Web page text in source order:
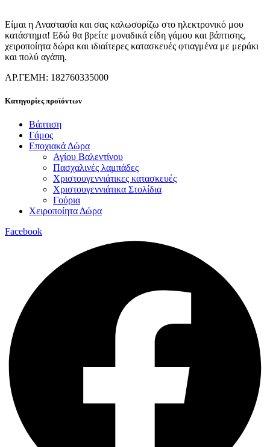
Είμαι η Αναστασία και σας καλωσορίζω στο ηλεκτρονικό μου
κατάστημα! Εδώ θα βρείτε μοναδικά είδη γάμου και βάπτισης,
χειροποίητα δώρα και ιδιαίτερες κατασκευές φτιαγμένα με μεράκι
και πολύ αγάπη.
ΑΡ.ΓΕΜΗ: 182760335000
Κατηγορίες προϊόντων
Βάπτιση
Γάμος
Εποχιακά Δώρα
Αγίου Βαλεντίνου
Πασχαλινές λαμπάδες
Χριστουγεννιάτικες κατασκευές
Χριστουγεννιάτικα Στολίδια
Γούρια
Χειροποίητα Δώρα
Facebook